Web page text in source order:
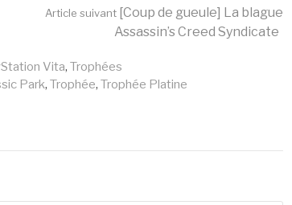
Article suivant [Coup de gueule] La blague
Assassin’s Creed Syndicate
Vita, Trophées
Park, Trophée, Trophée Platine